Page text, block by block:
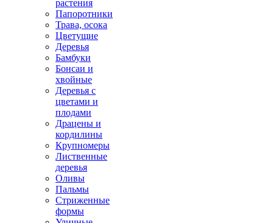
растения
Папоротники
Трава, осока
Цветущие
Деревья
Бамбуки
Бонсаи и
хвойные
Деревья с
цветами и
плодами
Драцены и
кордилины
Крупномеры
Лиственные
деревья
Оливы
Пальмы
Стриженные
формы